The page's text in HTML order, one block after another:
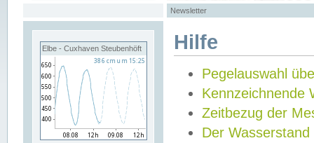
Newsletter
Elbe - Cuxhaven Steubenhöft Hilfe
Pegelauswahl
Kennzeichnende
Zeitbezug der
Der Wasserstand